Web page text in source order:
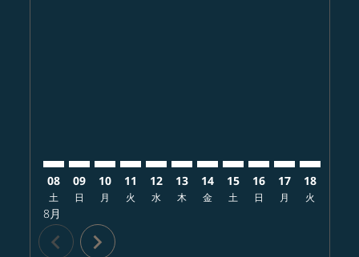
08
土
8月
09
日
10
月
11
火
12
水
13
木
14
金
15
土
16
日
17
月
18
火
chevron_left chevron_right